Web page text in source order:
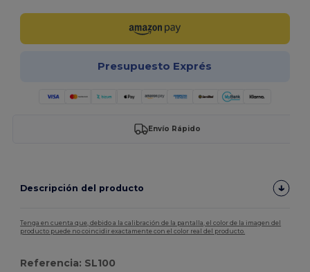
Presupuesto Exprés
Envío Rápido
Descripción del producto
Tenga en cuenta que, debido a la calibración de la pantalla, el color de la imagen del
producto puede no coincidir exactamente con el color real del producto.
Referencia: SL100